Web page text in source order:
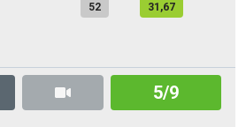
52 31,67
5/9